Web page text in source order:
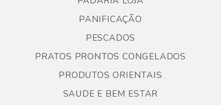
PANIFICAÇÃO
PESCADOS
PRATOS PRONTOS CONGELADOS
PRODUTOS ORIENTAIS
SAUDE E BEM ESTAR